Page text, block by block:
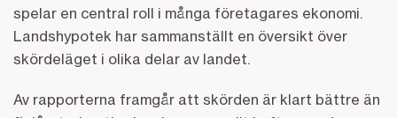
spelar en central roll i många företagares ekonomi.
Landshypotek har sammanställt en översikt över
skördeläget i olika delar av landet.
Av rapporterna framgår att skörden är klart bättre än